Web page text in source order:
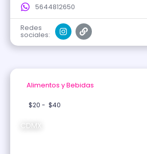
5644812650
Redes
sociales:
Alimentos y Bebidas
$20 - $40
CDMX